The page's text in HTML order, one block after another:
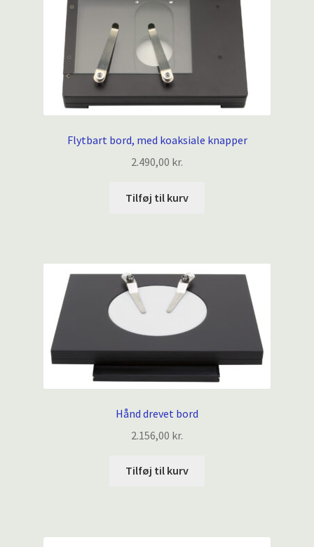
Flytbart bord, med koaksiale knapper
2.490,00 kr.
Tilføj til kurv
Hånd drevet bord
2.156,00 kr.
Tilføj til kurv